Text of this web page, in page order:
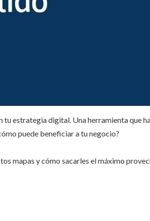
estrategia digital. Una herramienta que
puede beneficiar a tu negocio?
mapas y cómo sacarles el máximo